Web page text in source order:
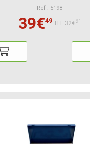
Ref : 5198
39€49 HT:32€91